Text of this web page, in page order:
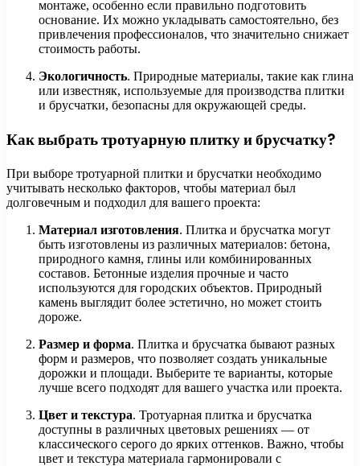
монтаже, особенно если правильно подготовить
основание. Их можно укладывать самостоятельно, без
привлечения профессионалов, что значительно снижает
стоимость работы.
Экологичность. Природные материалы, такие как глина
или известняк, используемые для производства плитки
и брусчатки, безопасны для окружающей среды.
Как выбрать тротуарную плитку и брусчатку?
При выборе тротуарной плитки и брусчатки необходимо
учитывать несколько факторов, чтобы материал был
долговечным и подходил для вашего проекта:
Материал изготовления. Плитка и брусчатка могут
быть изготовлены из различных материалов: бетона,
природного камня, глины или комбинированных
составов. Бетонные изделия прочные и часто
используются для городских объектов. Природный
камень выглядит более эстетично, но может стоить
дороже.
Размер и форма. Плитка и брусчатка бывают разных
форм и размеров, что позволяет создать уникальные
дорожки и площади. Выберите те варианты, которые
лучше всего подходят для вашего участка или проекта.
Цвет и текстура. Тротуарная плитка и брусчатка
доступны в различных цветовых решениях — от
классического серого до ярких оттенков. Важно, чтобы
цвет и текстура материала гармонировали с